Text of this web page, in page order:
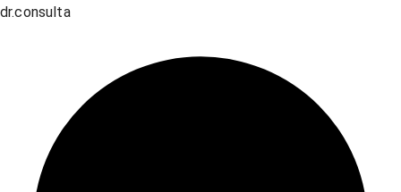
dr.consulta